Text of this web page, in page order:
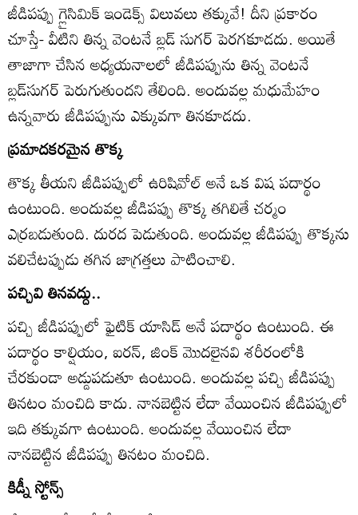
జీడిపప్పు గ్లైసిమిక్‌ ఇండెక్స్‌ విలువలు తక్కువే! దీని ప్రకారం
చూస్తే- వీటిని తిన్న వెంటనే బ్లడ్‌ సుగర్‌ పెరగకూడదు. అయితే
తాజాగా చేసిన అధ్యయనాలలో జీడిపప్పును తిన్న వెంటనే
బ్లడ్‌సుగర్‌ పెరుగుతుందని తేలింది. అందువల్ల మధుమేహం
ఉన్నవారు జీడిపప్పును ఎక్కువగా తినకూడదు.
ప్రమాదకరమైన తొక్క
తొక్క తీయని జీడిపప్పులో ఉరిషివోల్‌ అనే ఒక విష పదార్థం
ఉంటుంది. అందువల్ల జీడిపప్పు తొక్క తగిలితే చర్మం
ఎర్రబడుతుంది. దురద పెడుతుంది. అందువల్ల జీడిపప్పు తొక్కను
వలిచేటప్పుడు తగిన జాగ్రత్తలు పాటించాలి.
పచ్చివి తినవద్దు..
పచ్చి జీడిపప్పులో ఫైటిక్‌ యాసిడ్‌ అనే పదార్థం ఉంటుంది. ఈ
పదార్థం కాల్షియం, ఐరన్‌, జింక్‌ మొదలైనవి శరీరంలోకి
చేరకుండా అడ్డుపడుతూ ఉంటుంది. అందువల్ల పచ్చి జీడిపప్పు
తినటం మంచిది కాదు. నానబెట్టిన లేదా వేయించిన జీడిపప్పులో
ఇది తక్కువగా ఉంటుంది. అందువల్ల వేయించిన లేదా
నానబెట్టిన జీడిపప్పు తినటం మంచిది.
కిడ్నీ స్టోన్స్‌